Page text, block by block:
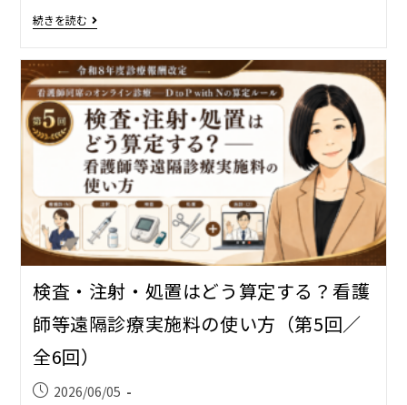
続きを読む
検査・注射・処置はどう算定する？――看護
師等遠隔診療実施料の使い方（第5回／
全6回）
2026/06/05